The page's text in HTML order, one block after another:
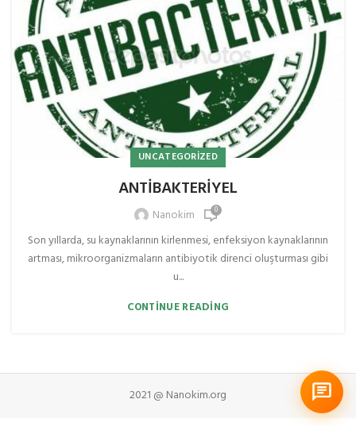
UNCATEGORIZED
ANTİBAKTERİYEL
Nanokim 0
Son yıllarda, su kaynaklarının kirlenmesi, enfeksiyon kaynaklarının
artması, mikroorganizmaların antibiyotik direnci oluşturması gibi
u...
CONTINUE READING
2021 @ Nanokim.org